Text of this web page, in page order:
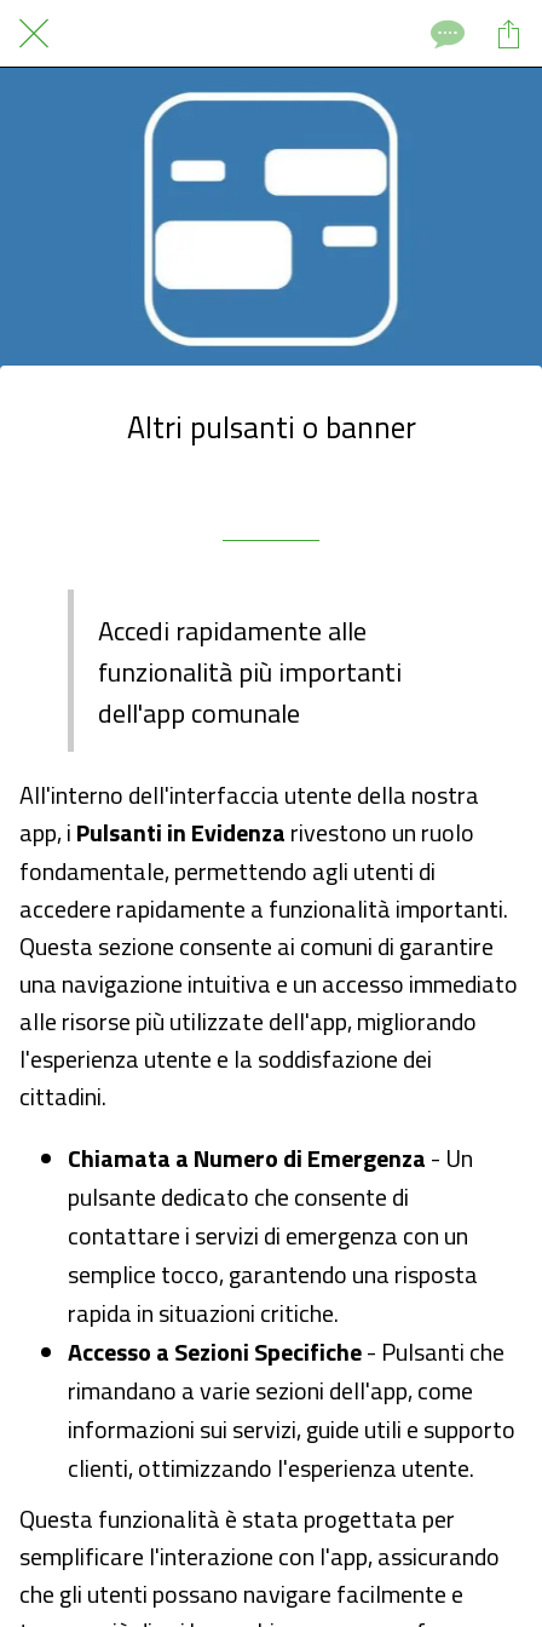
Altri pulsanti o banner
Accedi rapidamente alle
funzionalità più importanti
dell'app comunale
All'interno dell'interfaccia utente della nostra
app, iPulsanti in Evidenzarivestono un ruolo
fondamentale, permettendo agli utenti di
accedere rapidamente a funzionalità importanti.
Questa sezione consente ai comuni di garantire
una navigazione intuitiva e un accesso immediato
alle risorse più utilizzate dell'app, migliorando
l'esperienza utente e la soddisfazione dei
cittadini.
Chiamata a Numero di Emergenza- Un
pulsante dedicato che consente di
contattare i servizi di emergenza con un
semplice tocco, garantendo una risposta
rapida in situazioni critiche.
Accesso a Sezioni Specifiche- Pulsanti che
rimandano a varie sezioni dell'app, come
informazioni sui servizi, guide utili e supporto
clienti, ottimizzando l'esperienza utente.
Questa funzionalità è stata progettata per
semplificare l'interazione con l'app, assicurando
che gli utenti possano navigare facilmente e